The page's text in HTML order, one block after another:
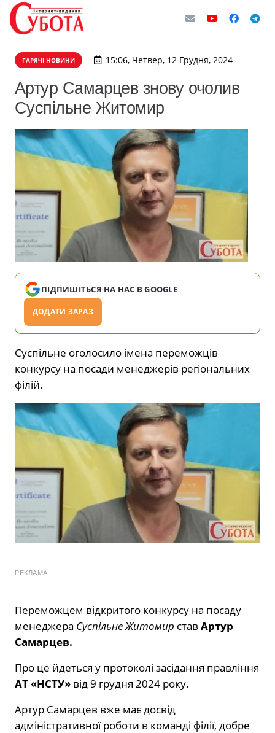
ГАРЯЧІ НОВИНИ 15:06, Четвер, 12 Грудня, 2024
Артур Самарцев знову очолив
Суспільне Житомир
ПІДПИШІТЬСЯ НА НАС В GOOGLE
ДОДАТИ ЗАРАЗ
Суспільне оголосило імена переможців
конкурсу на посади менеджерів регіональних
філій.
РЕКЛАМА
Переможцем відкритого конкурсу на посаду
менеджера Суспільне Житомир став Артур
Самарцев.
Про це йдеться у протоколі засідання правління
АТ «НСТУ» від 9 грудня 2024 року.
Артур Самарцев вже має досвід
адміністративної роботи в команді філії, добре